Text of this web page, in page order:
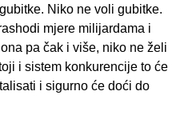
Niko ne voli gubitke.
mjere milijardama i
pa čak i više, niko ne želi
i sistem konkurencije to će
i sigurno će doći do